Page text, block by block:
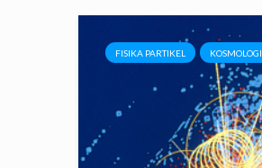
FISIKA PARTIKEL KOSMOLOGI